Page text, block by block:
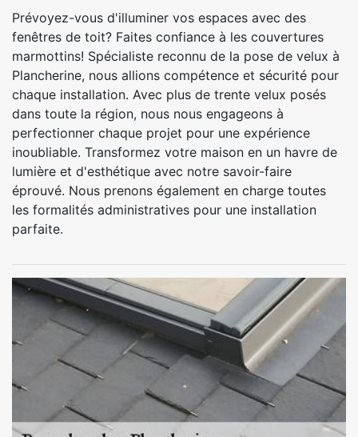
Prévoyez-vous d'illuminer vos espaces avec des
fenêtres de toit? Faites confiance à les couvertures
marmottins! Spécialiste reconnu de la pose de velux à
Plancherine, nous allions compétence et sécurité pour
chaque installation. Avec plus de trente velux posés
dans toute la région, nous nous engageons à
perfectionner chaque projet pour une expérience
inoubliable. Transformez votre maison en un havre de
lumière et d'esthétique avec notre savoir-faire
éprouvé. Nous prenons également en charge toutes
les formalités administratives pour une installation
parfaite.